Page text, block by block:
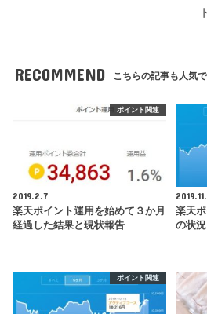
RECOMMEND こちらの記事も人気で
ポイント関連
2019.2.7
楽天ポイント運用を始めて３か月
経過した結果と現状報告
楽天
の状況
ポイント関連